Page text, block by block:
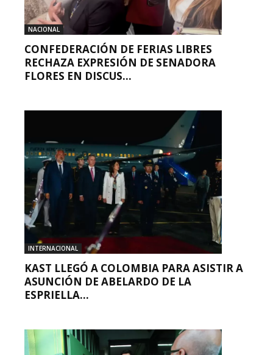
NACIONAL
CONFEDERACIÓN DE FERIAS LIBRES
RECHAZA EXPRESIÓN DE SENADORA
FLORES EN DISCUS...
INTERNACIONAL
KAST LLEGÓ A COLOMBIA PARA ASISTIR A
ASUNCIÓN DE ABELARDO DE LA
ESPRIELLA...